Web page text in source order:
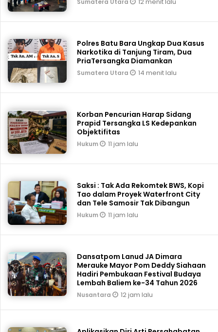
Polres Batu Bara Ungkap Dua Kasus
Narkotika di Tanjung Tiram, Dua
PriaTersangka Diamankan
Sumatera Utara 14 menit lalu
Korban Pencurian Harap Sidang
Prapid Tersangka LS Kedepankan
Objektifitas
Hukum 11 jam lalu
Saksi : Tak Ada Rekomtek BWS, Kopi
Tao dalam Proyek Waterfront City
dan Tele Samosir Tak Dibangun
Hukum 11 jam lalu
Dansatpom Lanud JA Dimara
Merauke Mayor Pom Deddy Siahaan
Hadiri Pembukaan Festival Budaya
Lembah Baliem ke-34 Tahun 2026
Nusantara 12 jam lalu